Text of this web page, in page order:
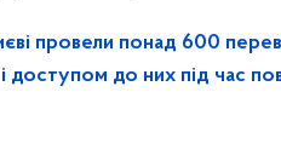
провели понад 600
доступом до них під час